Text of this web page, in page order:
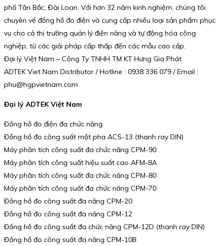
phố Tân Bắc, Đài Loan. Với hơn 32 năm kinh nghiệm, chúng tôi
chuyên về đồng hồ đo điện và cung cấp nhiều loại sản phẩm phục
vụ cho cả thị trường quản lý điện năng và tự động hóa công
nghiệp, từ các giải pháp cấp thấp đến các mẫu cao cấp.
Đại lý Việt Nam – Công Ty TNHH TM KT Hưng Gia Phát
ADTEK Viet Nam Distributor / Hotline : 0938 336 079 / Email :
phu@hgpvietnam.com
Đại lý ADTEK Việt Nam
Đồng hồ đo điện đa chức năng
Đồng hồ đo công suất một pha ACS-13 (thanh ray DIN)
Máy phân tích công suất đa chức năng CPM-90
Máy phân tích công suất hiệu suất cao AFM-8A
Máy phân tích công suất đa chức năng CPM-80
Máy phân tích công suất đa chức năng CPM-70
Đồng hồ đo công suất đa năng CPM-20
Đồng hồ đo công suất đa năng CPM-12
Đồng hồ đo công suất đa chức năng CPM-12D (thanh ray DIN)
Đồng hồ đo công suất đa năng CPM-10B